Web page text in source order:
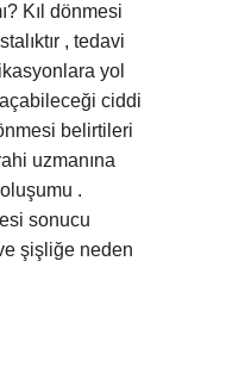
Kıl dönmesi
, tedavi
yol
ciddi
belirtileri
uzmanına
.
sonucu
şişliğe neden